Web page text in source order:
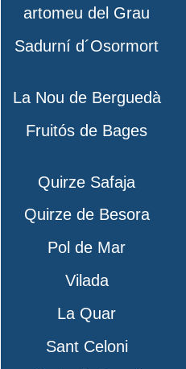
artomeu del Grau
Sadurní d´Osormort
La Nou de Berguedà
Fruitós de Bages
Quirze Safaja
Quirze de Besora
Pol de Mar
Vilada
La Quar
Sant Celoni